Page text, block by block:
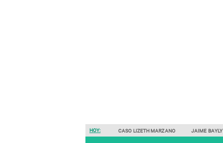
HOY: CASO LIZETH MARZANO JAIME BAYLY